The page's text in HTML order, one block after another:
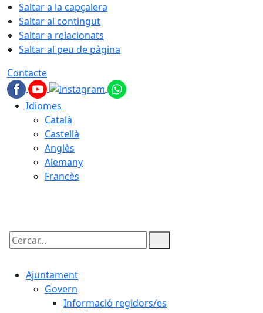
Saltar a la capçalera
Saltar al contingut
Saltar a relacionats
Saltar al peu de pàgina
Contacte
Idiomes
Català
Castellà
Anglès
Alemany
Francès
Cercar:
Ajuntament
Govern
Informació regidors/es